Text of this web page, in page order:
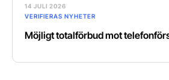
14 JULI 2026
VERIFIERAS NYHETER
Möjligt totalförbud mot